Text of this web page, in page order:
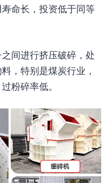
命长，投资低于同等
间进行挤压破碎，处
，特别是煤炭行业，
粉碎率低。